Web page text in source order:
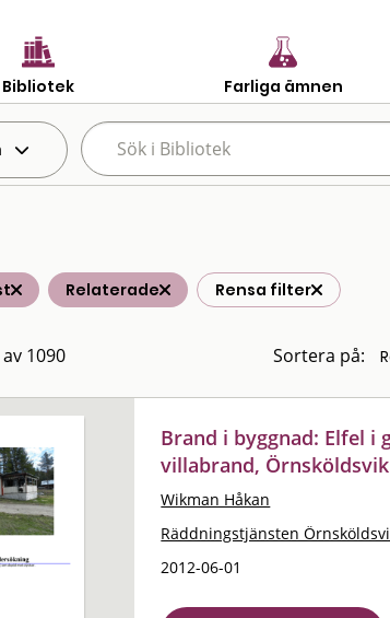
Bibliotek Farliga ämnen
Relaterade Rensa filter
1090 Sortera på:
Brand i byggnad: Elfel i
villabrand, Örnsköldsvik
Wikman Håkan
Räddningstjänsten
2012-06-01